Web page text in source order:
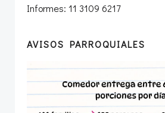
Informes: 11 3109 6217
AVISOS PARROQUIALES